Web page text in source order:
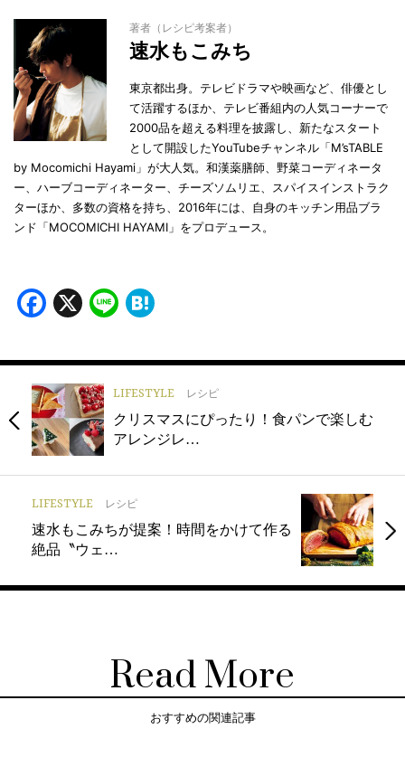
著者（レシピ考案者）
速水もこみち
東京都出身。テレビドラマや映画など、俳優とし
て活躍するほか、テレビ番組内の人気コーナーで
2000品を超える料理を披露し、新たなスタート
として開設したYouTubeチャンネル「M’sTABLE
by Mocomichi Hayami」が大人気。和漢薬膳師、野菜コーディネータ
ー、ハーブコーディネーター、チーズソムリエ、スパイスインストラク
ターほか、多数の資格を持ち、2016年には、自身のキッチン用品ブラ
ンド「MOCOMICHI HAYAMI」をプロデュース。
Facebook
X Line
LIFESTYLE レシピ
クリスマスにぴったり！食パンで楽しむ
アレンジレ…
LIFESTYLE レシピ
速水もこみちが提案！時間をかけて作る
絶品〝ウェ…
Read More
おすすめの関連記事